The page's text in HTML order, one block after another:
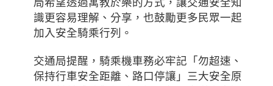
識更容易理解、分享，也鼓勵更多民眾一起
加入安全騎乘行列。
交通局提醒，騎乘機車務必牢記「勿超速、
保持行車安全距離、路口停讓」三大安全原